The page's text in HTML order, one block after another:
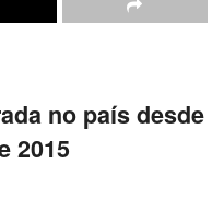
no país desde
2015